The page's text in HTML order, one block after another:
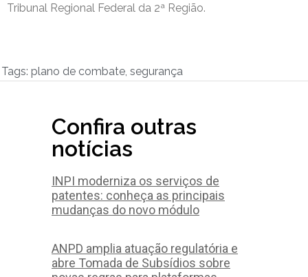
Tribunal Regional Federal da 2ª Região.
Tags: plano de combate segurança
Confira outras
notícias
INPI moderniza os serviços de
patentes: conheça as principais
mudanças do novo módulo
ANPD amplia atuação regulatória e
abre Tomada de Subsídios sobre